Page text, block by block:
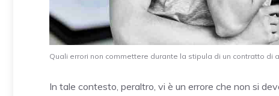
Quali errori non commettere durante la stipula di un contratto di
In tale contesto, peraltro, vi è un errore che non si